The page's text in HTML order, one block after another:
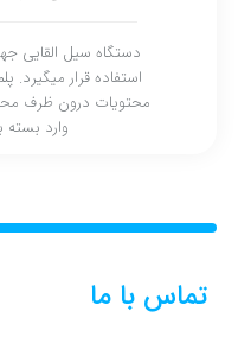
دستگاه سیل القایی
استفاده قرار
محتویات درون ظرف
وارد
تماس با ما